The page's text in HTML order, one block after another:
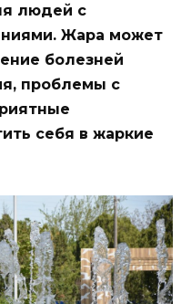
людей с
Жара может
болезней
проблемы с
себя в жаркие